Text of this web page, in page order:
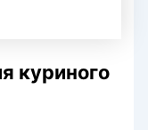
куриного